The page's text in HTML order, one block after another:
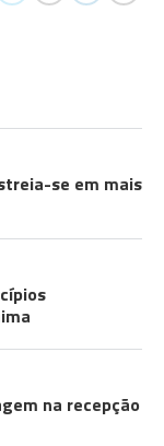
se em mais
na recepção